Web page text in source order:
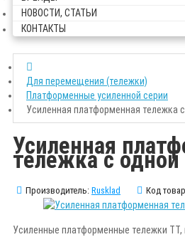
НОВОСТИ, СТАТЬИ
КОНТАКТЫ
Для перемещения (тележки)
Платформенные усиленной серии
Усиленная платформенная тележка
Усиленная
тележка с
Производитель: Rusklad Код
Усиленные платформенные тележки ТТ,